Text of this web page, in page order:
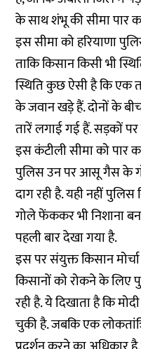
के साथ शंभू की सीमा पार
इस सीमा को हरियाणा
ताकि किसान किसी भी
स्थिति कुछ ऐसी है कि एक
के जवान खड़े हैं. दोनों के
तारें लगाई गई हैं. सड़कों
इस कंटीली सीमा को पार
पुलिस उन पर आसू गैस के
दाग रही है. यही नहीं
गोले फेंककर भी निशाना
पहली बार देखा गया है.
इस पर संयुक्त किसान
किसानों को रोकने के
रही है. ये दिखाता है कि
चुकी है. जबकि एक